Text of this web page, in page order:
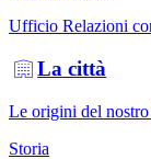
Ufficio Relazioni
La città
Le origini del
Storia